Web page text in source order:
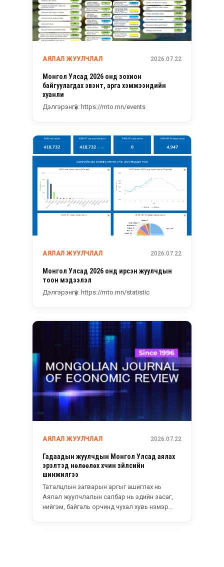
АЯЛАЛ ЖУУЛЧЛАЛ 2026.07.22
Монгол Улсад 2026 онд зохион
байгуулагдах эвэнт, арга хэмжээнүүдийн
хуанли
Дэлгэрэнгүй: https://mto.mn/events
АЯЛАЛ ЖУУЛЧЛАЛ 2026.07.22
Монгол Улсад 2026 онд ирсэн жуулчдын
тоон мэдээлэл
Дэлгэрэнгүй: https://mto.mn/statistic
АЯЛАЛ ЖУУЛЧЛАЛ 2026.07.22
Гадаадын жуулчдын Монгол Улсад аялах
эрэлтэд нөлөөлөх хүчин зүйлсийн
шинжилгээ
Таталцлын загварын аргыг ашиглах нь
Аялал жуулчлалын салбар нь эдийн засаг,
нийгэм, байгаль орчинд чухал хувь нэмэр